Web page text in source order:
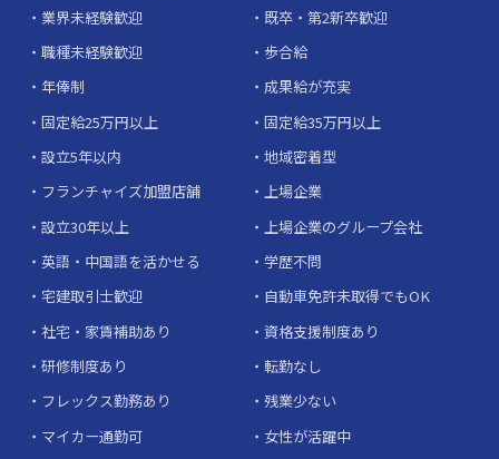
業界未経験歓迎
既卒・第2新卒歓迎
職種未経験歓迎
歩合給
年俸制
成果給が充実
固定給25万円以上
固定給35万円以上
設立5年以内
地域密着型
フランチャイズ加盟店舗
上場企業
設立30年以上
上場企業のグループ会社
英語・中国語を活かせる
学歴不問
宅建取引士歓迎
自動車免許未取得でもOK
社宅・家賃補助あり
資格支援制度あり
研修制度あり
転勤なし
フレックス勤務あり
残業少ない
マイカー通勤可
女性が活躍中